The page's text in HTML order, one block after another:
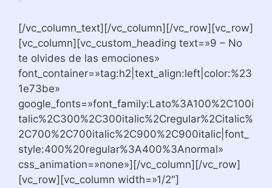
[/vc_column_text][/vc_column][/vc_row][vc_row]
[vc_column][vc_custom_heading text=»9 – No
te olvides de las emociones»
font_container=»tag:h2|text_align:left|color:%23
1e73be»
google_fonts=»font_family:Lato%3A100%2C100i
talic%2C300%2C300italic%2Cregular%2Citalic%
2C700%2C700italic%2C900%2C900italic|font_
style:400%20regular%3A400%3Anormal»
css_animation=»none»][/vc_column][/vc_row]
[vc_row][vc_column width=»1/2″]